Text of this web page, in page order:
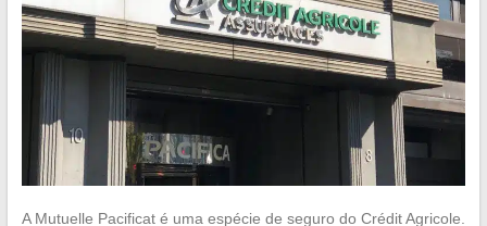
A Mutuelle Pacificat é uma espécie de seguro do Crédit Agricole.